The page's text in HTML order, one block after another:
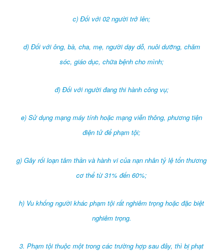
c) Đối với 02 người trở lên;
d) Đối với ông, bà, cha, mẹ, người dạy dỗ, nuôi dưỡng, chăm
sóc, giáo dục, chữa bệnh cho mình;
đ) Đối với người đang thi hành công vụ;
e) Sử dụng mạng máy tính hoặc mạng viễn thông, phương tiện
điện tử để phạm tội;
g) Gây rối loạn tâm thần và hành vi của nạn nhân tỷ lệ tổn thương
cơ thể từ 31% đến 60%;
h) Vu khống người khác phạm tội rất nghiêm trọng hoặc đặc biệt
nghiêm trọng.
3. Phạm tội thuộc một trong các trường hợp sau đây, thì bị phạt